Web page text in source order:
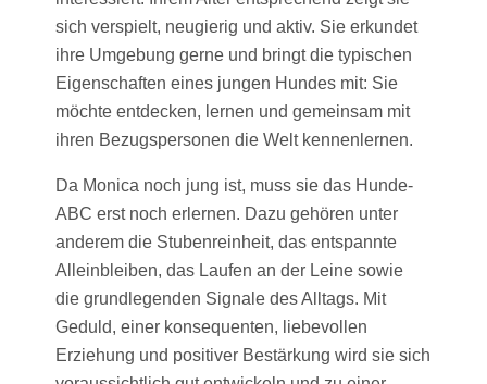
sich verspielt, neugierig und aktiv. Sie erkundet
ihre Umgebung gerne und bringt die typischen
Eigenschaften eines jungen Hundes mit: Sie
möchte entdecken, lernen und gemeinsam mit
ihren Bezugspersonen die Welt kennenlernen.
Da Monica noch jung ist, muss sie das Hunde-
ABC erst noch erlernen. Dazu gehören unter
anderem die Stubenreinheit, das entspannte
Alleinbleiben, das Laufen an der Leine sowie
die grundlegenden Signale des Alltags. Mit
Geduld, einer konsequenten, liebevollen
Erziehung und positiver Bestärkung wird sie sich